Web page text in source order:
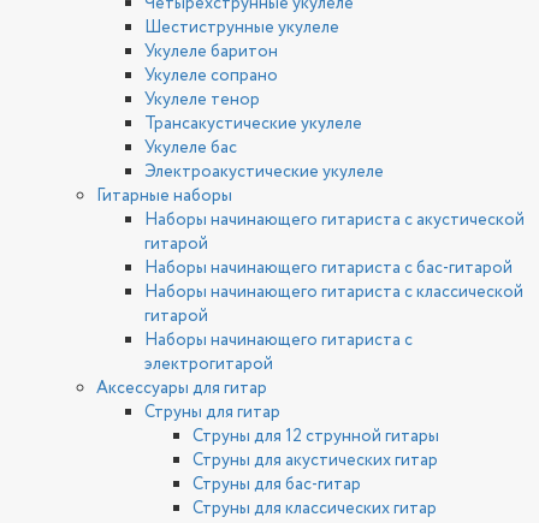
Шестиструнные укулеле
Укулеле баритон
Укулеле сопрано
Укулеле тенор
Трансакустические укулеле
Укулеле бас
Электроакустические укулеле
Гитарные наборы
Наборы начинающего гитариста с акустической
гитарой
Наборы начинающего гитариста с бас-гитарой
Наборы начинающего гитариста с классической
гитарой
Наборы начинающего гитариста с
электрогитарой
Аксессуары для гитар
Струны для гитар
Струны для 12 струнной гитары
Струны для акустических гитар
Струны для бас-гитар
Струны для классических гитар